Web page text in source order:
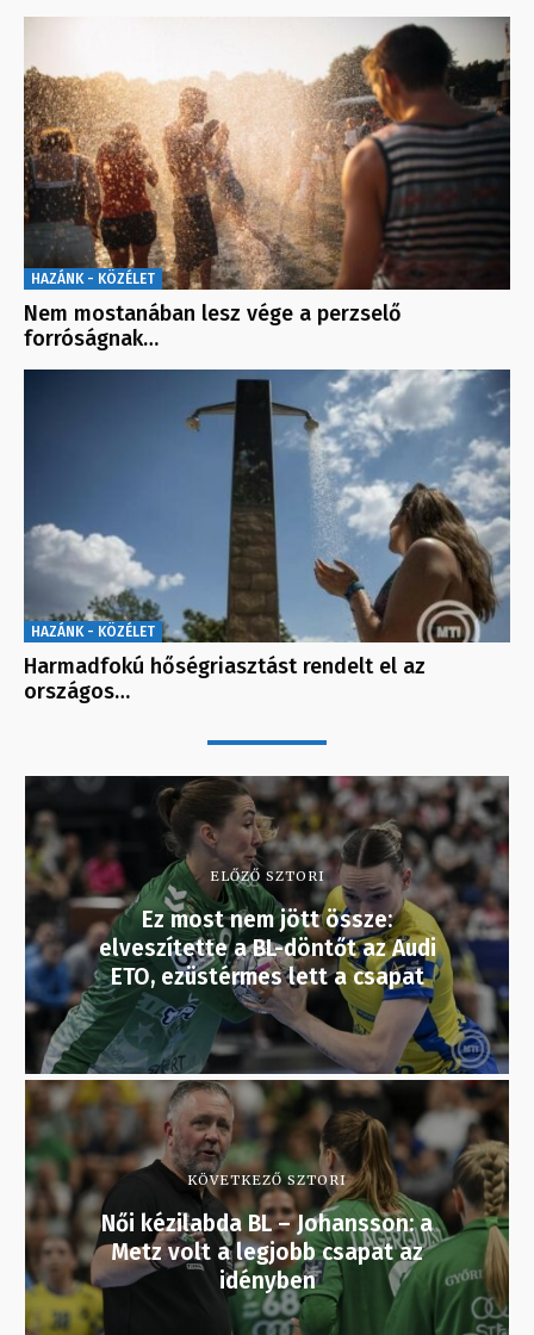
HAZÁNK - KÖZÉLET
Nem mostanában lesz vége a perzselő
forróságnak…
HAZÁNK - KÖZÉLET
Harmadfokú hőségriasztást rendelt el az
országos…
ELŐZŐ SZTORI
Ez most nem jött össze:
elveszítette a BL-döntőt az Audi
ETO, ezüstérmes lett a csapat
KÖVETKEZŐ SZTORI
Női kézilabda BL – Johansson: a
Metz volt a legjobb csapat az
idényben